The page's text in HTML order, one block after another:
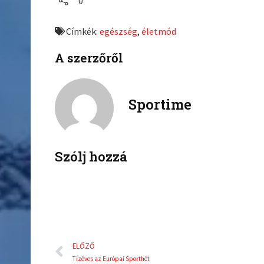
o
f
b
Címkék:egészség,életmód
A szerzőről
Sportime
Szólj hozzá
Előző
ELŐZŐ
Tízéves az Európai Sporthét